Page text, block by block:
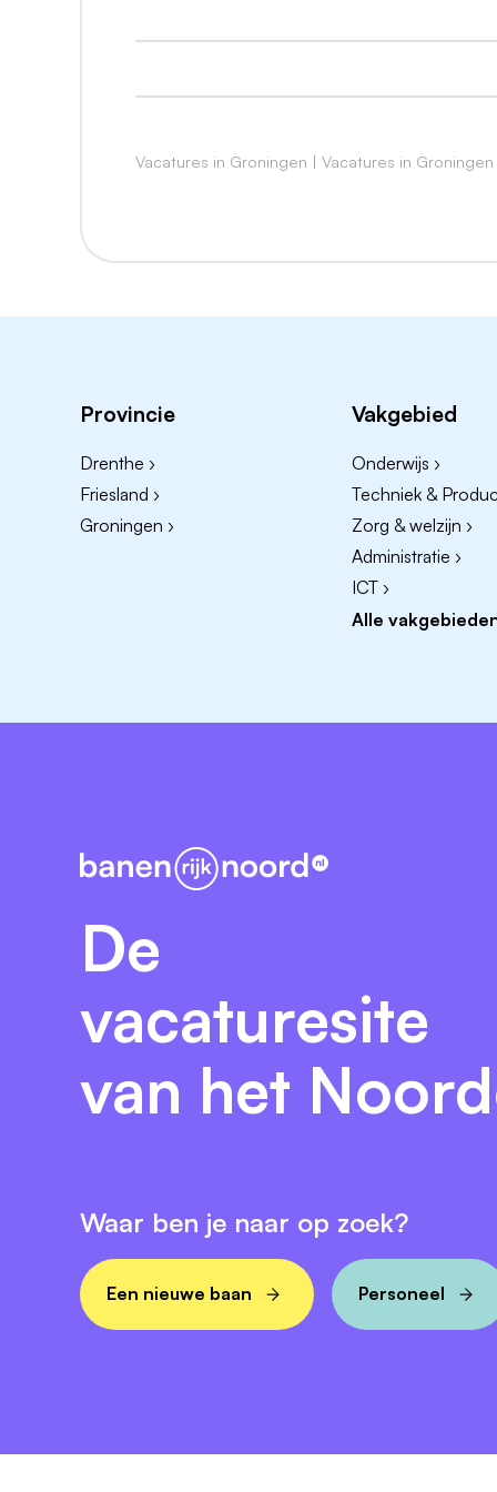
voorzien van een recente foto, én een
binnen de BigFamily zou moeten worden.
Vacatures in Groningen | Vacatures in Groningen
Provincie
Drenthe ›
Friesland ›
Groningen ›
Vakgebied
Onderwijs ›
Techniek &
Zorg & welzijn ›
Administratie ›
ICT ›
Alle
De
vacaturesite
van het
Waar ben je naar op zoek?
Een nieuwe baan Personeel